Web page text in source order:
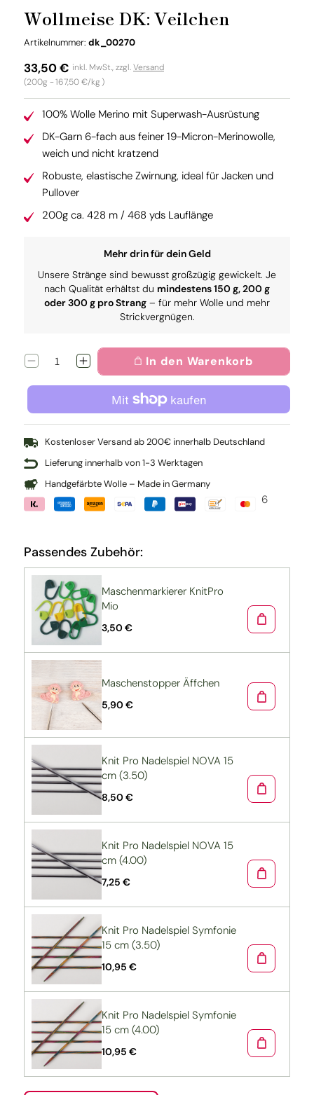
Wollmeise DK: Veilchen
Artikelnummer: SKU:
dk_00270
Normaler
Preis
33,50 €
(200g -Grundpreis
167,50 €/kg)
inkl. MwSt., zzgl.Versand
100% Wolle Merino mit Superwash-Ausrüstung
DK-Garn 6-fach aus feiner 19-Micron-Merinowolle,
weich und nicht kratzend
Robuste, elastische Zwirnung, ideal für Jacken und
Pullover
200g ca. 428 m / 468 yds Lauflänge
Mehr drin für dein Geld
Unsere Stränge sind bewusst großzügig gewickelt. Je
nach Qualität erhältst du mindestens 150 g, 200 g
oder 300 g pro Strang – für mehr Wolle und mehr
Strickvergnügen.
Verringere
Wollmeise
Veilchen
Erhöhe
Wollmeise
Veilchen
In den Warenkorb
Kostenloser Versand ab 200€ innerhalb Deutschland
Lieferung innerhalb von 1-3 Werktagen
Handgefärbte Wolle – Made in Germany
6
Passendes Zubehör:
Maschenmarkierer KnitPro
Mio
3,50 €
Maschenstopper Äffchen
5,90 €
Knit Pro Nadelspiel NOVA 15
cm (3.50)
8,50 €
Knit Pro Nadelspiel NOVA 15
cm (4.00)
7,25 €
Knit Pro Nadelspiel Symfonie
15 cm (3.50)
10,95 €
Knit Pro Nadelspiel Symfonie
15 cm (4.00)
10,95 €